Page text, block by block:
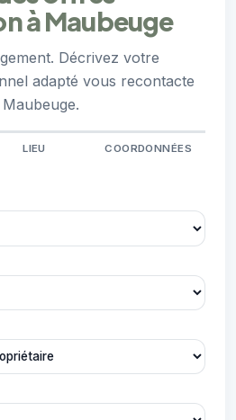
à Maubeuge
Décrivez votre
adapté vous recontacte
LIEU COORDONNÉES